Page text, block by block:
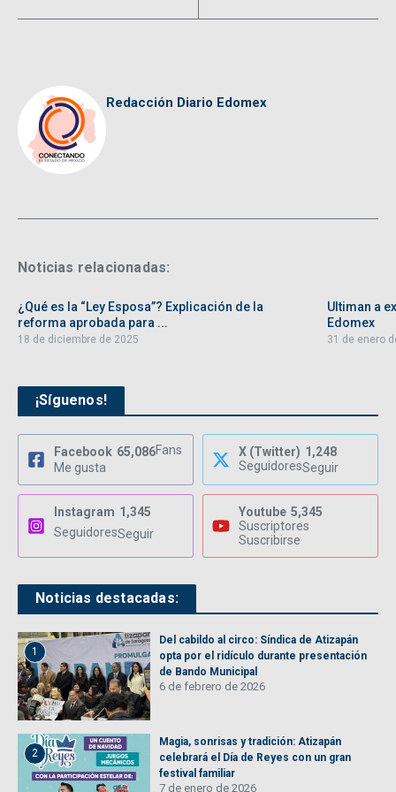
Redacción Diario Edomex
Noticias relacionadas:
¿Qué es la “Ley Esposa”? Explicación de la
reforma aprobada para ...
18 de diciembre de 2025
Ultiman a
Edomex
31 de enero
¡Síguenos!
Facebook 65,086Fans
Me gusta
X (Twitter) 1,248
SeguidoresSeguir
Instagram 1,345
SeguidoresSeguir
Youtube 5,345
Suscriptores
Suscribirse
Noticias destacadas:
1
Del cabildo al circo: Síndica de Atizapán
opta por el ridículo durante presentación
de Bando Municipal
6 de febrero de 2026
2
Magia, sonrisas y tradición: Atizapán
celebrará el Día de Reyes con un gran
festival familiar
7 de enero de 2026